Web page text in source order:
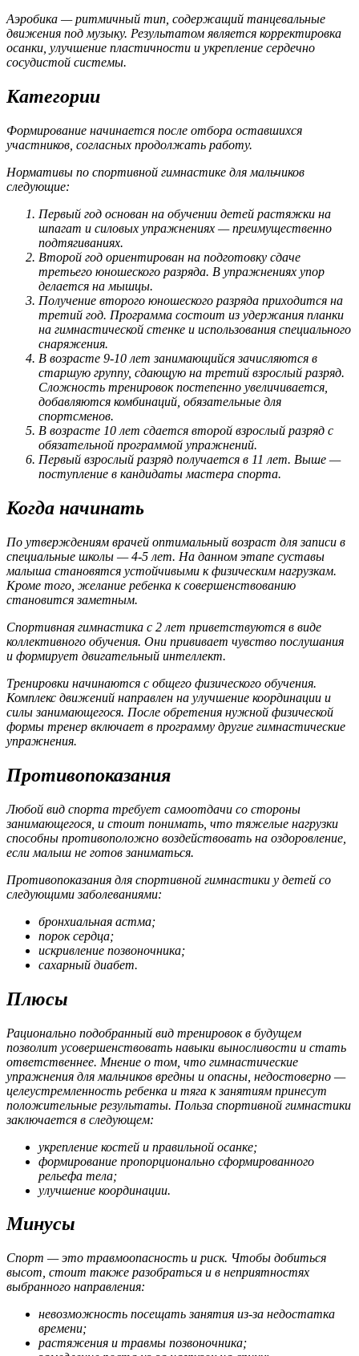
Аэробика — ритмичный тип, содержащий танцевальные
движения под музыку. Результатом является корректировка
осанки, улучшение пластичности и укрепление сердечно
сосудистой системы.
Категории
Формирование начинается после отбора оставшихся
участников, согласных продолжать работу.
Нормативы по спортивной гимнастике для мальчиков
следующие:
Первый год основан на обучении детей растяжки на
шпагат и силовых упражнениях — преимущественно
подтягиваниях.
Второй год ориентирован на подготовку сдаче
третьего юношеского разряда. В упражнениях упор
делается на мышцы.
Получение второго юношеского разряда приходится на
третий год. Программа состоит из удержания планки
на гимнастической стенке и использования специального
снаряжения.
В возрасте 9-10 лет занимающийся зачисляются в
старшую группу, сдающую на третий взрослый разряд.
Сложность тренировок постепенно увеличивается,
добавляются комбинаций, обязательные для
спортсменов.
В возрасте 10 лет сдается второй взрослый разряд с
обязательной программой упражнений.
Первый взрослый разряд получается в 11 лет. Выше —
поступление в кандидаты мастера спорта.
Когда начинать
По утверждениям врачей оптимальный возраст для записи в
специальные школы — 4-5 лет. На данном этапе суставы
малыша становятся устойчивыми к физическим нагрузкам.
Кроме того, желание ребенка к совершенствованию
становится заметным.
Спортивная гимнастика с 2 лет приветствуются в виде
коллективного обучения. Они прививает чувство послушания
и формирует двигательный интеллект.
Тренировки начинаются с общего физического обучения.
Комплекс движений направлен на улучшение координации и
силы занимающегося. После обретения нужной физической
формы тренер включает в программу другие гимнастические
упражнения.
Противопоказания
Любой вид спорта требует самоотдачи со стороны
занимающегося, и стоит понимать, что тяжелые нагрузки
способны противоположно воздействовать на оздоровление,
если малыш не готов заниматься.
Противопоказания для спортивной гимнастики у детей со
следующими заболеваниями:
бронхиальная астма;
порок сердца;
искривление позвоночника;
сахарный диабет.
Плюсы
Рационально подобранный вид тренировок в будущем
позволит усовершенствовать навыки выносливости и стать
ответственнее. Мнение о том, что гимнастические
упражнения для мальчиков вредны и опасны, недостоверно —
целеустремленность ребенка и тяга к занятиям принесут
положительные результаты. Польза спортивной гимнастики
заключается в следующем:
укрепление костей и правильной осанке;
формирование пропорционально сформированного
рельефа тела;
улучшение координации.
Минусы
Спорт — это травмоопасность и риск. Чтобы добиться
высот, стоит также разобраться и в неприятностях
выбранного направления:
невозможность посещать занятия из-за недостатка
времени;
растяжения и травмы позвоночника;